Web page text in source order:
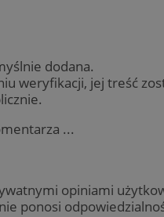
dodana.
weryfikacji, jej treść
...
opiniami
ponosi